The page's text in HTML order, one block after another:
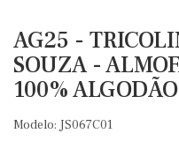
AG25 -
SOUZA -
100%
Modelo: JS067C01